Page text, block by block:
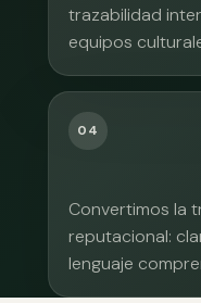
trazabilidad
equipos
04
Convertimos la
reputacional:
lenguaje